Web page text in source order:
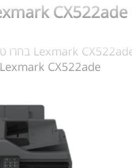
Lexmark CX522ade והתחילו להדפיס.